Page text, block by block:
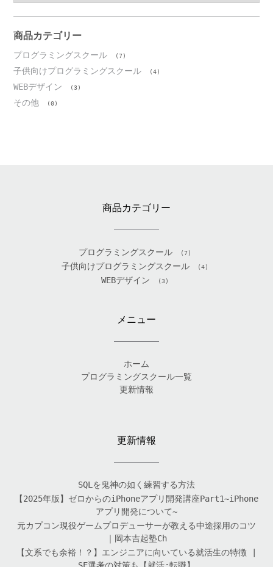
ブ
商品カテゴリー
プログラミングスクール (7)
子供向けプログラミングスクール (4)
WEBデザイン (3)
その他 (0)
商品カテゴリー
プログラミングスクール (7)
子供向けプログラミングスクール (4)
WEBデザイン (3)
メニュー
ホーム
プログラミングスクール一覧
更新情報
更新情報
SQLを鬼神の如く練習する方法
【2025年版】ゼロからのiPhoneアプリ開発講座Part1~iPhone
アプリ開発について~
元カプコン現役ゲームプロデューサーが教える中途採用のコツ
｜岡本吉起塾Ch
【文系でも余裕！？】エンジニアに向いている就活生の特徴 |